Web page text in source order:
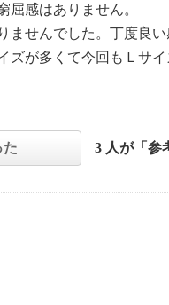
屈感はありません。
ませんでした。丁度良い
ズが多くて今回もＬサイ
た 3 人が「参